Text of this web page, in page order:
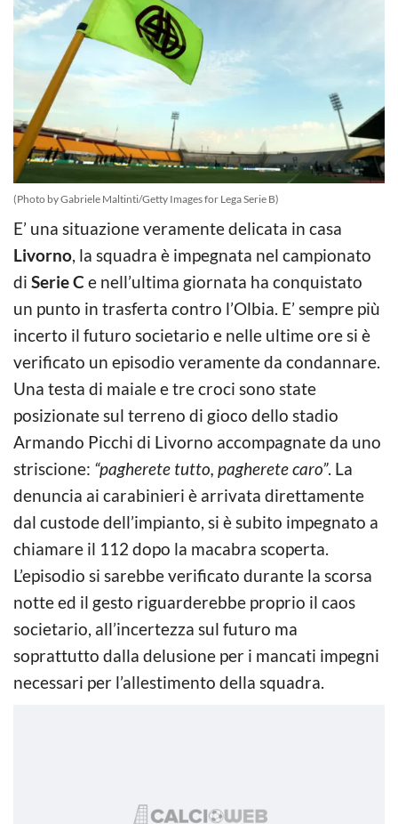
(Photo by Gabriele Maltinti/Getty Images for Lega Serie B)
E’ una situazione veramente delicata in casa
Livorno, la squadra è impegnata nel campionato
di Serie C e nell’ultima giornata ha conquistato
un punto in trasferta contro l’Olbia. E’ sempre più
incerto il futuro societario e nelle ultime ore si è
verificato un episodio veramente da condannare.
Una testa di maiale e tre croci sono state
posizionate sul terreno di gioco dello stadio
Armando Picchi di Livorno accompagnate da uno
striscione: “pagherete tutto, pagherete caro”. La
denuncia ai carabinieri è arrivata direttamente
dal custode dell’impianto, si è subito impegnato a
chiamare il 112 dopo la macabra scoperta.
L’episodio si sarebbe verificato durante la scorsa
notte ed il gesto riguarderebbe proprio il caos
societario, all’incertezza sul futuro ma
soprattutto dalla delusione per i mancati impegni
necessari per l’allestimento della squadra.